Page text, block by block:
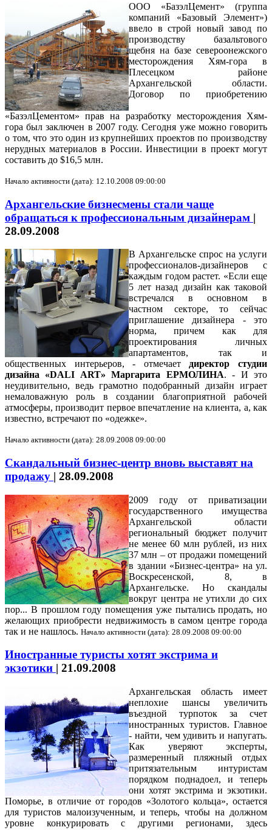
ООО «БазэлЦемент» (группа
компаний «Базовый Элемент»)
ввело в строй новый завод по
производству базальтового
щебня на базе североонежского
месторождения Хям-гора в
Плесецком районе
Архангельской области.
Договор по приобретению
«БазэлЦементом» прав на разработку месторождения Хям-
гора был заключен в 2007 году. Сегодня уже можно говорить
о том, что это один из крупнейших проектов по производству
нерудных материалов в России. Инвестиции в проект могут
составить до $16,5 млн.
Начало активности (дата): 12.10.2008 09:00:00
Архангельские бизнесмены стали чаще
обращаться к профессиональным дизайнерам |
28.09.2008
В Архангельске спрос на услуги
профессионалов-дизайнеров с
каждым годом растет. «Если еще
5 лет назад дизайн как таковой
встречался в основном в
частном секторе, то сейчас
приглашение дизайнера - это
норма, причем как для
проектирования личных
апартаментов, так и
общественных интерьеров, - отмечает директор студии
дизайна «DALI ART» Маргарита ЕРМОЛИНА. - И это
неудивительно, ведь грамотно подобранный дизайн играет
немаловажную роль в создании благоприятной рабочей
атмосферы, производит первое впечатление на клиента, а, как
известно, встречают по «одежке».
Начало активности (дата): 28.09.2008 09:00:00
Скандальный бизнес-центр вновь выставят на
продажу | 28.09.2008
2009 году от приватизации
государственного имущества
Архангельской области
региональный бюджет получит
не менее 60 млн рублей, из них
37 млн – от продажи помещений
в здании «Бизнес-центра» на ул.
Воскресенской, 8, в
Архангельске. Но скандалы
вокруг центра не утихли до сих
пор... В прошлом году помещения уже пытались продать, но
желающих приобрести недвижимость в самом центре города
так и не нашлось. Начало активности (дата): 28.09.2008 09:00:00
Иностранные туристы хотят экстрима и
экзотики | 21.09.2008
Архангельская область имеет
неплохие шансы увеличить
въездной турпоток за счет
иностранных туристов. Главное
- найти, чем удивить и напугать.
Как уверяют эксперты,
размеренный пляжный отдых
притязательным интуристам
порядком поднадоел, и теперь
они хотят экстрима и экзотики.
Поморье, в отличие от городов «Золотого кольца», остается
для туристов малоизученным, и теперь, чтобы на должном
уровне конкурировать с другими регионами, здесь